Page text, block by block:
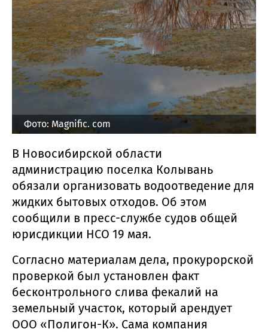
Фото: Magnific. com
В Новосибирской области
администрацию поселка Колывань
обязали организовать водоотведение для
жидких бытовых отходов. Об этом
сообщили в пресс-службе судов общей
юрисдикции НСО 19 мая.
Согласно материалам дела, прокурорской
проверкой был установлен факт
бесконтрольного слива фекалий на
земельный участок, который арендует
ООО «Полигон-К». Сама компания